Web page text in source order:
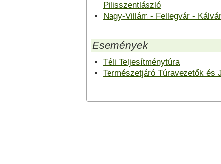
Pilisszentlászló
Nagy-Villám - Fellegvár -
Események
Téli Teljesítménytúra
Természetjáró Túravezetők és